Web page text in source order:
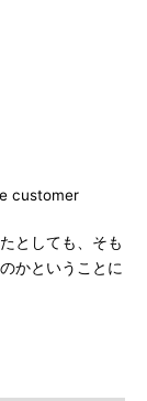
customer
としても、そも
かということに